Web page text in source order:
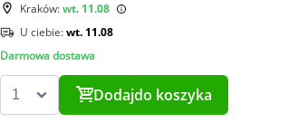
Kraków:wt. 11.08
U ciebie:wt. 11.08
Darmowa dostawa
Dodajdo koszyka